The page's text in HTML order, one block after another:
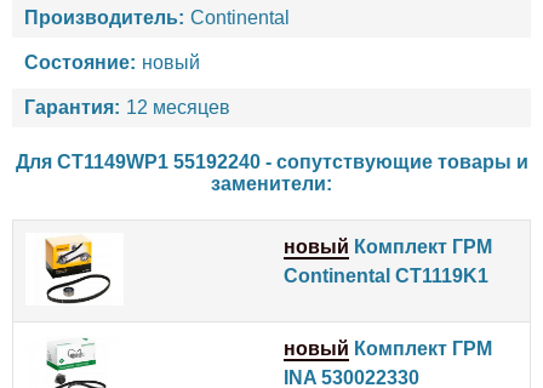
Производитель: Continental
Состояние: новый
Гарантия: 12 месяцев
Для CT1149WP1 55192240 - сопутствующие товары и
заменители:
новый Комплект ГРМ
Continental CT1119K1
новый Комплект ГРМ
INA 530022330